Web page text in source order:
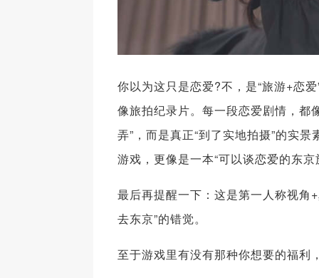
你以为这只是恋爱?不，是“旅游+恋
像旅拍纪录片。每一段恋爱剧情，都
弄”，而是真正“到了实地拍摄”的实
游戏，更像是一本“可以谈恋爱的东京
最后再提醒一下：这是第一人称视角
去东京”的错觉。
至于游戏里有没有那种你想要的福利